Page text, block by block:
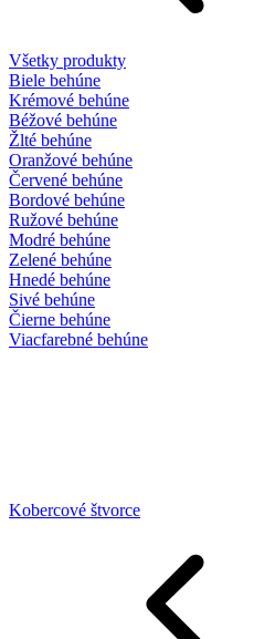
Všetky produkty
Biele behúne
Krémové behúne
Béžové behúne
Žlté behúne
Oranžové behúne
Červené behúne
Bordové behúne
Ružové behúne
Modré behúne
Zelené behúne
Hnedé behúne
Sivé behúne
Čierne behúne
Viacfarebné behúne
Kobercové štvorce